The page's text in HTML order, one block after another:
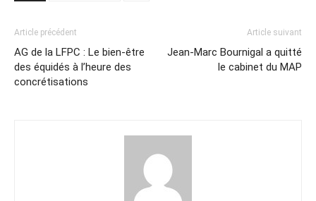
Article précédent
AG de la LFPC : Le bien-être
des équidés à l’heure des
concrétisations
Article suivant
Jean-Marc Bournigal a quitté
le cabinet du MAP